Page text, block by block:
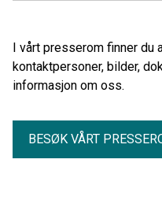
I vårt presserom finner
kontaktpersoner, bilder,
informasjon om oss.
BESØK VÅRT